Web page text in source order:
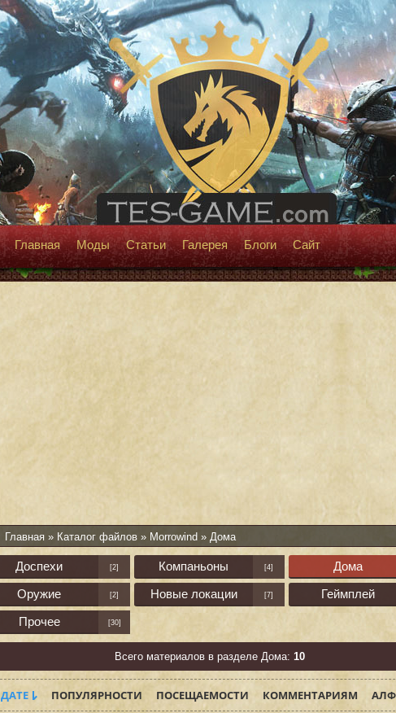
Главная Моды Статьи Галерея Блоги Сайт
Главная » Каталог файлов » Morrowind » Дома
Доспехи [2] Компаньоны [4]
Дома
Оружие
[2] Новые локации [7]
Геймплей
Прочее
[30]
Всего материалов в разделе Дома: 10
ДАТЕ ПОПУЛЯРНОСТИ ПОСЕЩАЕМОСТИ КОММЕНТАРИЯМ